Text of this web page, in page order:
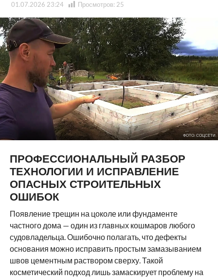
01.07.2026 23:24 Просмотров: 25
ФОТО: СОЦСЕТИ
ПРОФЕССИОНАЛЬНЫЙ РАЗБОР
ТЕХНОЛОГИИ И ИСПРАВЛЕНИЕ
ОПАСНЫХ СТРОИТЕЛЬНЫХ
ОШИБОК
Появление трещин на цоколе или фундаменте
частного дома — один из главных кошмаров любого
судовладельца. Ошибочно полагать, что дефекты
основания можно исправить простым замазыванием
швов цементным раствором сверху. Такой
косметический подход лишь замаскирует проблему на